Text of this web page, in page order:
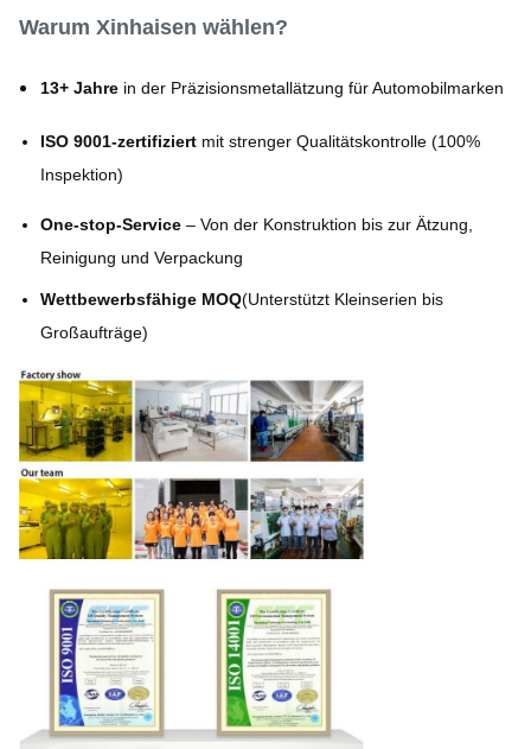
Warum Xinhaisen wählen?
13+ Jahre in der Präzisionsmetallätzung für Automobilmarken
ISO 9001-zertifiziert mit strenger Qualitätskontrolle (100%
Inspektion)
One-stop-Service – Von der Konstruktion bis zur Ätzung,
Reinigung und Verpackung
Wettbewerbsfähige MOQ(Unterstützt Kleinserien bis
Großaufträge)